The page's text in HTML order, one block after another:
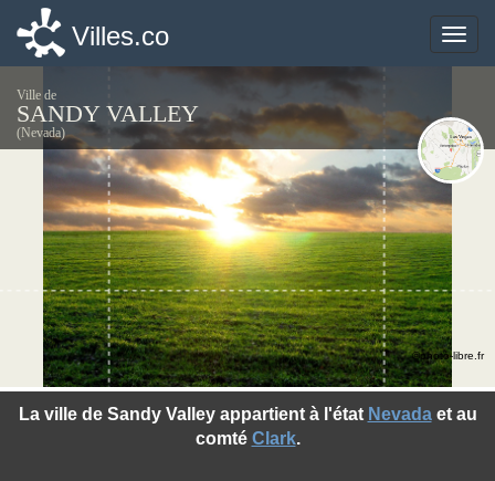
Toggle
Villes.co
Ville de
SANDY VALLEY
(Nevada)
La ville de Sandy Valley appartient à l'état Nevadaet au
comté Clark.
©photo-libre.fr
Toggle
Villes.co